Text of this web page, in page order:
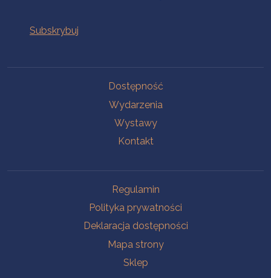
Dostępność
Wydarzenia
Wystawy
Kontakt
Regulamin
Polityka prywatności
Deklaracja dostępności
Mapa strony
Sklep